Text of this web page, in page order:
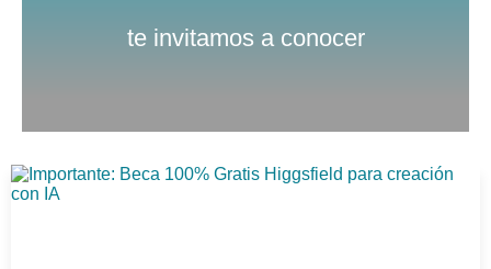
te invitamos a conocer